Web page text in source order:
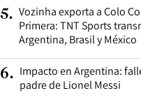
5. Vozinha exporta a Colo
Primera: TNT Sports
Argentina, Brasil y México
6. Impacto en Argentina:
padre de Lionel Messi